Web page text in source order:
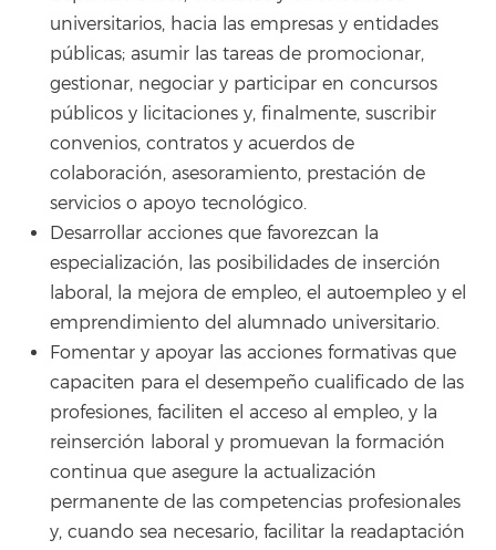
universitarios, hacia las empresas y entidades
públicas; asumir las tareas de promocionar,
gestionar, negociar y participar en concursos
públicos y licitaciones y, finalmente, suscribir
convenios, contratos y acuerdos de
colaboración, asesoramiento, prestación de
servicios o apoyo tecnológico.
Desarrollar acciones que favorezcan la
especialización, las posibilidades de inserción
laboral, la mejora de empleo, el autoempleo y el
emprendimiento del alumnado universitario.
Fomentar y apoyar las acciones formativas que
capaciten para el desempeño cualificado de las
profesiones, faciliten el acceso al empleo, y la
reinserción laboral y promuevan la formación
continua que asegure la actualización
permanente de las competencias profesionales
y, cuando sea necesario, facilitar la readaptación